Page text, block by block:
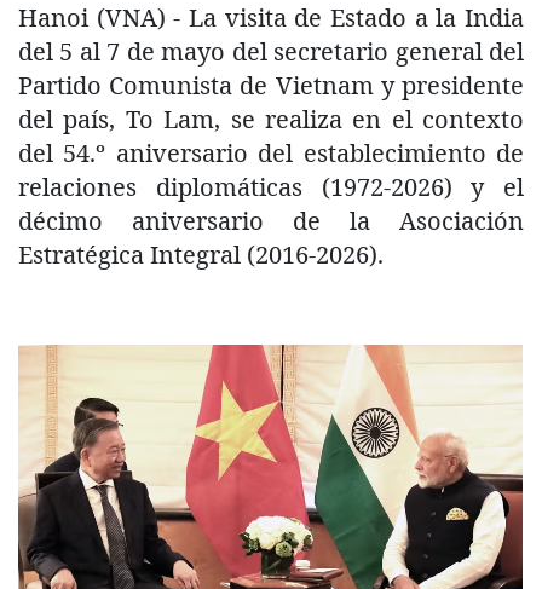
Hanoi (VNA) - La visita de Estado a la India
del 5 al 7 de mayo del secretario general del
Partido Comunista de Vietnam y presidente
del país, To Lam, se realiza en el contexto
del 54.º aniversario del establecimiento de
relaciones diplomáticas (1972-2026) y el
décimo aniversario de la Asociación
Estratégica Integral (2016-2026).